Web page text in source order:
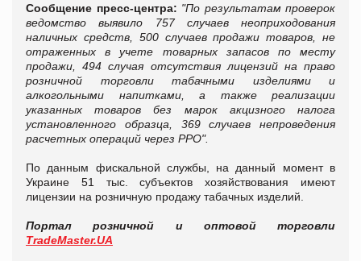
Сообщение пресс-центра: "По результатам проверок
ведомство выявило 757 случаев неоприходования
наличных средств, 500 случаев продажи товаров, не
отраженных в учете товарных запасов по месту
продажи, 494 случая отсутствия лицензий на право
розничной торговли табачными изделиями и
алкогольными напитками, а также реализации
указанных товаров без марок акцизного налога
установленного образца, 369 случаев непроведения
расчетных операций через РРО".
По данным фискальной службы, на данный момент в
Украине 51 тыс. субъектов хозяйствования имеют
лицензии на розничную продажу табачных изделий.
Портал розничной и оптовой торговли
TradeMaster.UA